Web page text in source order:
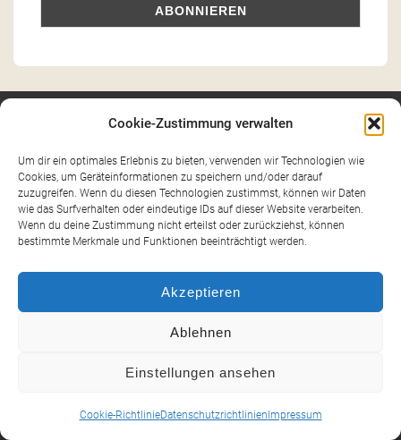
Cookie-Zustimmung verwalten
Um dir ein optimales Erlebnis zu bieten, verwenden wir Technologien wie
Cookies, um Geräteinformationen zu speichern und/oder darauf
zuzugreifen. Wenn du diesen Technologien zustimmst, können wir Daten
wie das Surfverhalten oder eindeutige IDs auf dieser Website verarbeiten.
Wenn du deine Zustimmung nicht erteilst oder zurückziehst, können
bestimmte Merkmale und Funktionen beeinträchtigt werden.
Akzeptieren
Ablehnen
Einstellungen ansehen
Cookie-RichtlinieDatenschutzrichtlinien Impressum
E-Book Eine Straße liest Emotionen Feedbackkultur Flexibilität
Foto KommunikationLesung
Motivation Nachhaltigkeit Optimismus Präsenz
Resilienz Stimme Stimme und Präsenz
Teamarbeit Teamkommunikation Theorie und Praxis Unternehmen Ziele
Kategorien